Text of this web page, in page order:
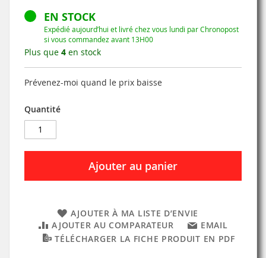
EN STOCK
Expédié aujourd’hui et livré chez vous lundi par Chronopost
si vous commandez avant 13H00
Plus que 4 en stock
Prévenez-moi quand le prix baisse
Quantité
Ajouter au panier
AJOUTER À MA LISTE D’ENVIE
AJOUTER AU COMPARATEUR
EMAIL
TÉLÉCHARGER LA FICHE PRODUIT EN PDF